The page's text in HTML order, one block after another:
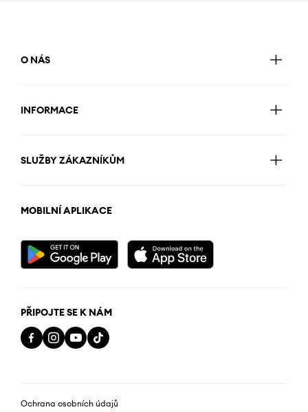
O NÁS
INFORMACE
SLUŽBY ZÁKAZNÍKŮM
MOBILNÍ APLIKACE
PŘIPOJTE SE K NÁM
Ochrana osobních údajů